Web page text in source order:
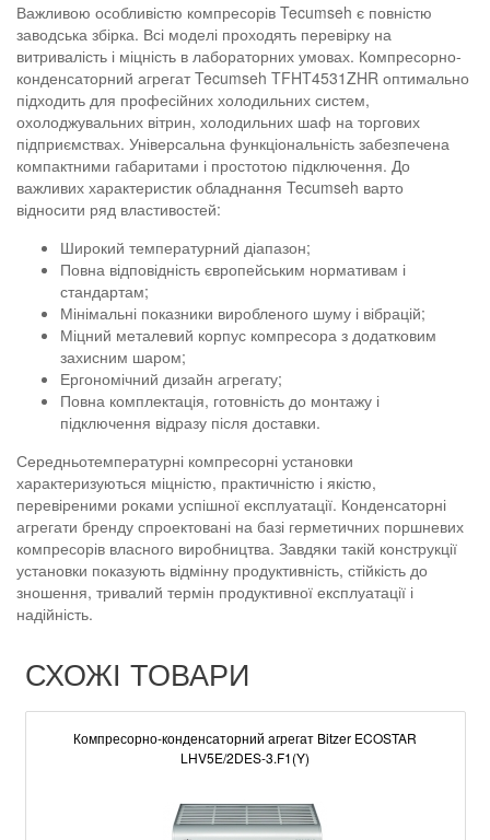
Важливою особливістю компресорів Tecumseh є повністю
заводська збірка. Всі моделі проходять перевірку на
витривалість і міцність в лабораторних умовах. Компресорно-
конденсаторний агрегат Tecumseh TFHT4531ZHR оптимально
підходить для професійних холодильних систем,
охолоджувальних вітрин, холодильних шаф на торгових
підприємствах. Універсальна функціональність забезпечена
компактними габаритами і простотою підключення. До
важливих характеристик обладнання Tecumseh варто
відносити ряд властивостей:
Широкий температурний діапазон;
Повна відповідність європейським нормативам і
стандартам;
Мінімальні показники виробленого шуму і вібрацій;
Міцний металевий корпус компресора з додатковим
захисним шаром;
Ергономічний дизайн агрегату;
Повна комплектація, готовність до монтажу і
підключення відразу після доставки.
Середньотемпературні компресорні установки
характеризуються міцністю, практичністю і якістю,
перевіреними роками успішної експлуатації. Конденсаторні
агрегати бренду спроектовані на базі герметичних поршневих
компресорів власного виробництва. Завдяки такій конструкції
установки показують відмінну продуктивність, стійкість до
зношення, тривалий термін продуктивної експлуатації і
надійність.
СХОЖІ ТОВАРИ
Компресорно-конденсаторний агрегат Bitzer ECOSTAR
LHV5E/2DES-3.F1(Y)